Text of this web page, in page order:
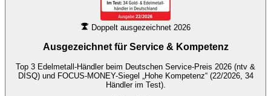
Doppelt ausgezeichnet 2026
Ausgezeichnet für Service & Kompetenz
Top 3 Edelmetall-Händler beim Deutschen Service-Preis 2026 (ntv &
DISQ) und FOCUS-MONEY-Siegel „Hohe Kompetenz“ (22/2026, 34
Händler im Test).